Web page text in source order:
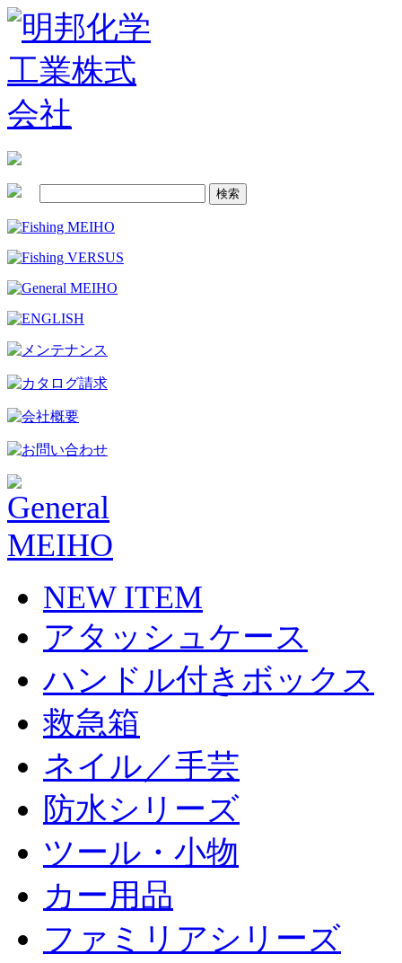
NEW ITEM
アタッシュケース
ハンドル付きボックス
救急箱
ネイル／手芸
防水シリーズ
ツール・小物
カー用品
ファミリアシリーズ